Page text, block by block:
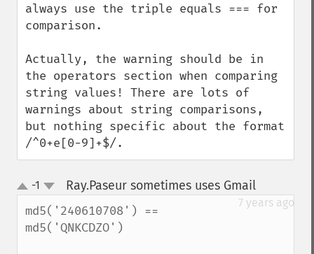
always use the triple equals === for
comparison.
Actually, the warning should be in
the operators section when comparing
string values! There are lots of
warnings about string comparisons,
but nothing specific about the format
/^0+e[0-9]+$/.
up
down
-1 Ray.Paseur sometimes uses Gmail¶
7 years ago
md5('240610708') ==
md5('QNKCDZO')